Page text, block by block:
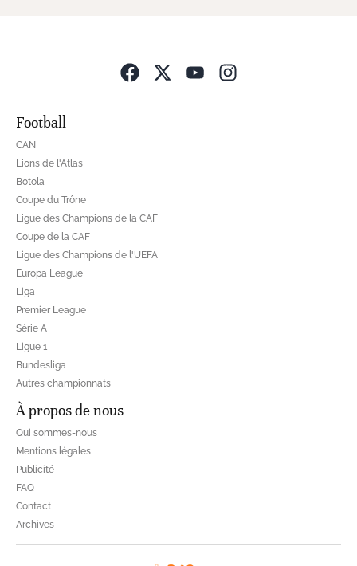
Football
CAN
Lions de l'Atlas
Botola
Coupe du Trône
Ligue des Champions de la CAF
Coupe de la CAF
Ligue des Champions de l'UEFA
Europa League
Liga
Premier League
Série A
Ligue 1
Bundesliga
Autres championnats
À propos de nous
Qui sommes-nous
Mentions légales
Publicité
FAQ
Contact
Archives